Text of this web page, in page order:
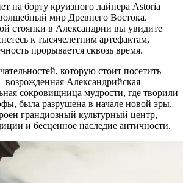
на борту круизного лайнера Astoria
мир Древнего Востока.
стоянки в Александрии вы увидите
к тысячелетним артефактам,
прорывается сквозь время.
которую стоит посетить
Александрийская
сокровищница мудрости, где творили
была разрушена в начале новой эры.
грандиозный культурный центр,
и бесценное наследие античности.